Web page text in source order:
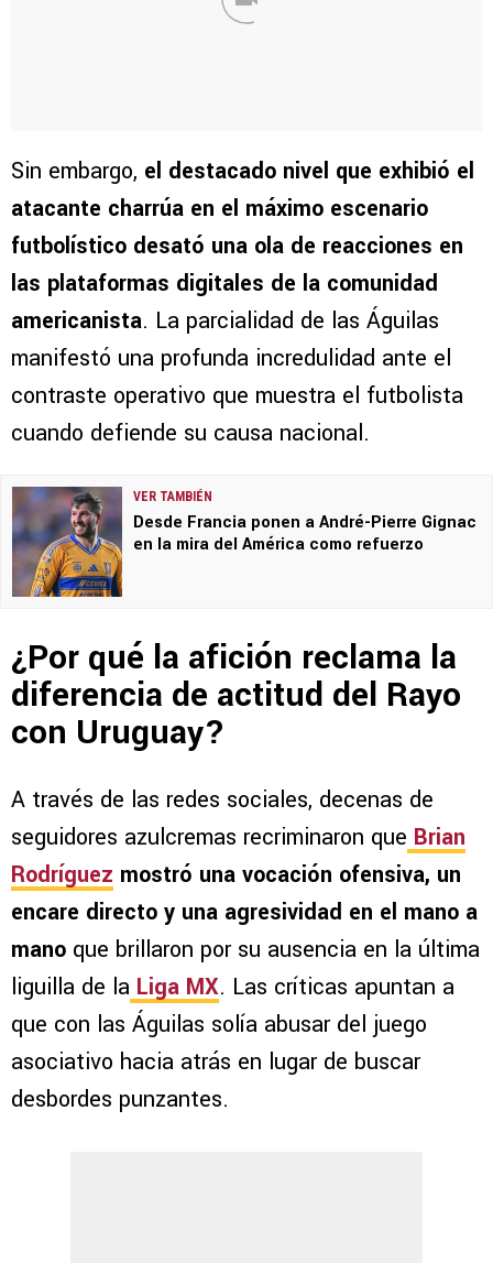
Sin embargo, el destacado nivel que exhibió el
atacante charrúa en el máximo escenario
futbolístico desató una ola de reacciones en
las plataformas digitales de la comunidad
americanista. La parcialidad de las Águilas
manifestó una profunda incredulidad ante el
contraste operativo que muestra el futbolista
cuando defiende su causa nacional.
VER TAMBIÉN
Desde Francia ponen a André-Pierre Gignac
en la mira del América como refuerzo
¿Por qué la afición reclama la
diferencia de actitud del Rayo
con Uruguay?
A través de las redes sociales, decenas de
seguidores azulcremas recriminaron que Brian
Rodríguez mostró una vocación ofensiva, un
encare directo y una agresividad en el mano a
mano que brillaron por su ausencia en la última
liguilla de la Liga MX. Las críticas apuntan a
que con las Águilas solía abusar del juego
asociativo hacia atrás en lugar de buscar
desbordes punzantes.